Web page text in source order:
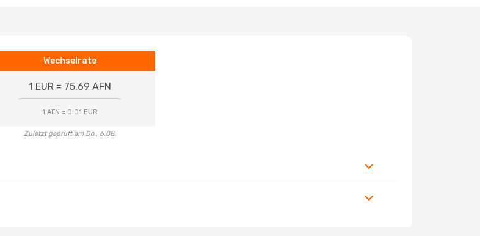
Wechselrate
1 EUR = 75.69 AFN
1 AFN = 0.01 EUR
Zuletzt geprüft am Do., 6.08.